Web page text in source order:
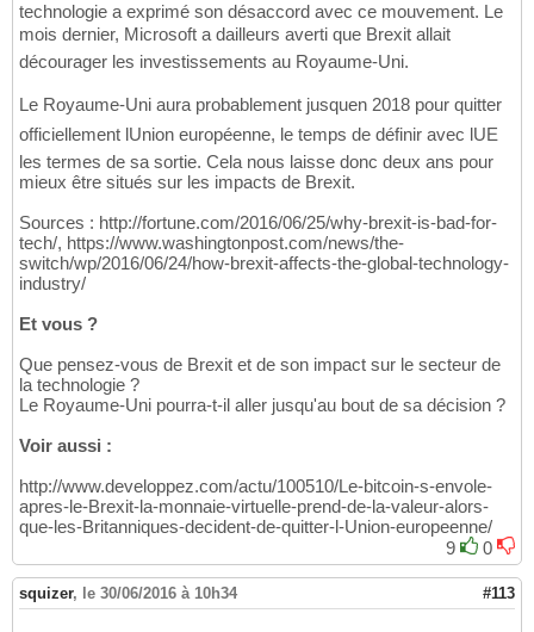
technologie a exprimé son désaccord avec ce mouvement. Le
mois dernier, Microsoft a dailleurs averti que Brexit allait
décourager les investissements au Royaume-Uni.
Le Royaume-Uni aura probablement jusquen 2018 pour quitter
officiellement lUnion européenne, le temps de définir avec lUE
les termes de sa sortie. Cela nous laisse donc deux ans pour
mieux être situés sur les impacts de Brexit.
Sources : http://fortune.com/2016/06/25/why-brexit-is-bad-for-
tech/, https://www.washingtonpost.com/news/the-
switch/wp/2016/06/24/how-brexit-affects-the-global-technology-
industry/
Et vous ?
Que pensez-vous de Brexit et de son impact sur le secteur de
la technologie ?
Le Royaume-Uni pourra-t-il aller jusqu'au bout de sa décision ?
Voir aussi :
http://www.developpez.com/actu/100510/Le-bitcoin-s-envole-
apres-le-Brexit-la-monnaie-virtuelle-prend-de-la-valeur-alors-
que-les-Britanniques-decident-de-quitter-l-Union-europeenne/
9
0
squizer, le 30/06/2016 à 10h34 #113